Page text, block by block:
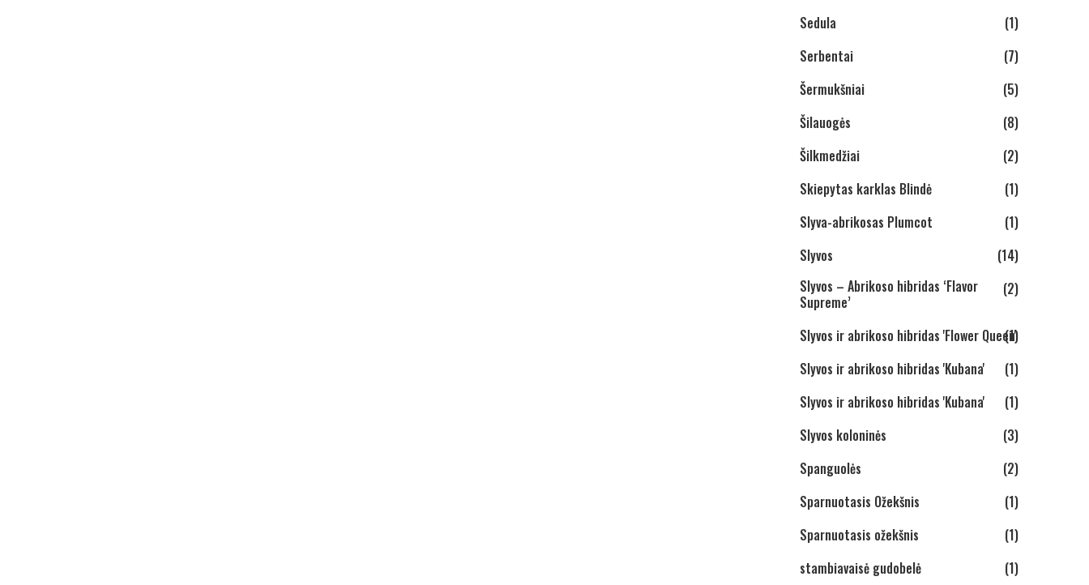
Sedula
(1)
Serbentai
(7)
Šermukšniai
(5)
Šilauogės
(8)
Šilkmedžiai
(2)
Skiepytas karklas Blindė
(1)
Slyva-abrikosas Plumcot
(1)
Slyvos
(14)
Slyvos – Abrikoso hibridas ‘Flavor
Supreme’
(2)
Slyvos ir abrikoso hibridas 'Flower Queen'
(1)
Slyvos ir abrikoso hibridas 'Kubana'
(1)
Slyvos ir abrikoso hibridas 'Kubana'
(1)
Slyvos koloninės
(3)
Spanguolės
(2)
Sparnuotasis Ožekšnis
(1)
Sparnuotasis ožekšnis
(1)
stambiavaisė gudobelė
(1)